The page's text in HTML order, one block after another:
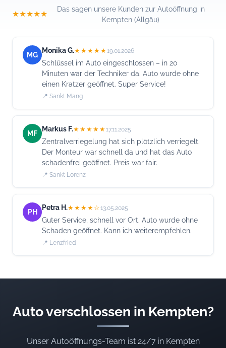
★★★★★
Das sagen unsere Kunden zur Autoöffnung in
Kempten (Allgäu)
MG
Monika G.★★★★★19.01.2026
Schlüssel im Auto eingeschlossen – in 20
Minuten war der Techniker da. Auto wurde ohne
einen Kratzer geöffnet. Super Service!
📍 Sankt Mang
MF
Markus F.★★★★★17.11.2025
Zentralverriegelung hat sich plötzlich verriegelt.
Der Monteur war schnell da und hat das Auto
schadenfrei geöffnet. Preis war fair.
📍 Sankt Lorenz
PH
Petra H.★★★★☆13.05.2025
Guter Service, schnell vor Ort. Auto wurde ohne
Schaden geöffnet. Kann ich weiterempfehlen.
📍 Lenzfried
Auto verschlossen in Kempten?
Unser Autoöffnungs-Team ist 24/7 in Kempten